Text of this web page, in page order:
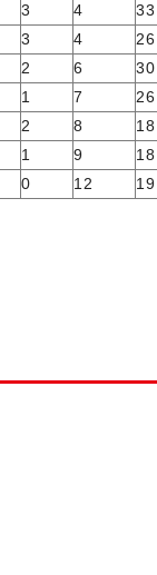
3 4 33
3 4 26
2 6 30
1 7 26
2 8 18
1 9 18
0 12 19